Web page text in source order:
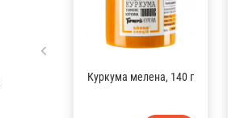
Куркума мелена, 140 г